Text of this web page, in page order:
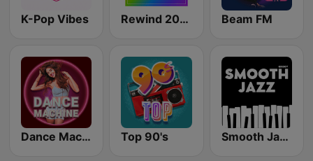
K-Pop Vibes Rewind 2000's Beam FM
Dance Machine Top 90's Smooth Jazz - Groov